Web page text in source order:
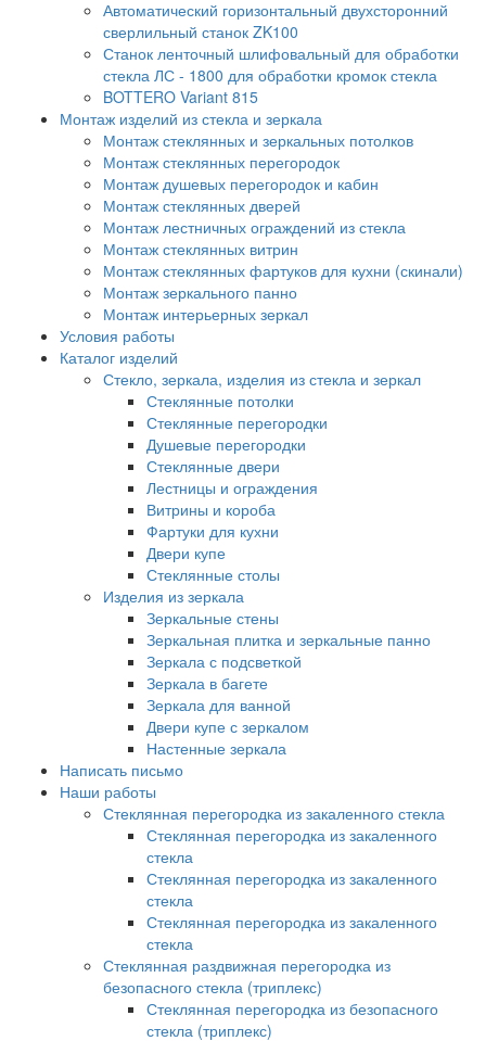
Автоматический горизонтальный двухсторонний
сверлильный станок ZK100
Станок ленточный шлифовальный для обработки
стекла ЛС - 1800 для обработки кромок стекла
BOTTERO Variant 815
Монтаж изделий из стекла и зеркала
Монтаж стеклянных и зеркальных потолков
Монтаж стеклянных перегородок
Монтаж душевых перегородок и кабин
Монтаж стеклянных дверей
Монтаж лестничных ограждений из стекла
Монтаж стеклянных витрин
Монтаж стеклянных фартуков для кухни (скинали)
Монтаж зеркального панно
Монтаж интерьерных зеркал
Условия работы
Каталог изделий
Стекло, зеркала, изделия из стекла и зеркал
Стеклянные потолки
Стеклянные перегородки
Душевые перегородки
Стеклянные двери
Лестницы и ограждения
Витрины и короба
Фартуки для кухни
Двери купе
Стеклянные столы
Изделия из зеркала
Зеркальные стены
Зеркальная плитка и зеркальные панно
Зеркала с подсветкой
Зеркала в багете
Зеркала для ванной
Двери купе с зеркалом
Настенные зеркала
Написать письмо
Наши работы
Стеклянная перегородка из закаленного стекла
Стеклянная перегородка из закаленного
стекла
Стеклянная перегородка из закаленного
стекла
Стеклянная перегородка из закаленного
стекла
Стеклянная раздвижная перегородка из
безопасного стекла (триплекс)
Стеклянная перегородка из безопасного
стекла (триплекс)